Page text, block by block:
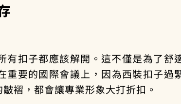
扣子都應該解開。這不僅是為了舒
重要的國際會議上，因為西裝扣子過
褶，都會讓專業形象大打折扣。